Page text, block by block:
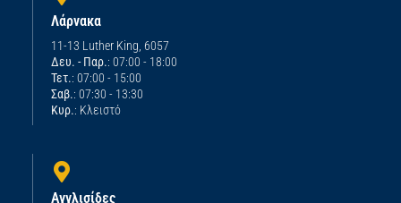
Λάρνακα
11-13 Luther King, 6057
Δευ. - Παρ.: 07:00 - 18:00
Τετ.: 07:00 - 15:00
Σαβ.: 07:30 - 13:30
Κυρ.: Κλειστό
Αγγλισίδες